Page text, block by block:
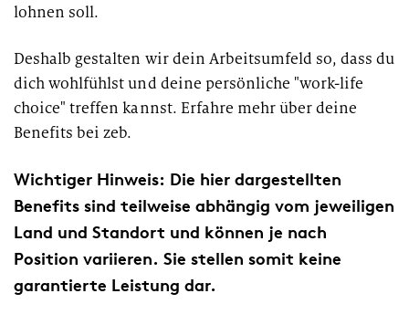
lohnen soll.
Deshalb gestalten wir dein Arbeitsumfeld so, dass du
dich wohlfühlst und deine persönliche "work-life
choice" treffen kannst. Erfahre mehr über deine
Benefits bei zeb.
Wichtiger Hinweis: Die hier dargestellten
Benefits sind teilweise abhängig vom jeweiligen
Land und Standort und können je nach
Position variieren. Sie stellen somit keine
garantierte Leistung dar.